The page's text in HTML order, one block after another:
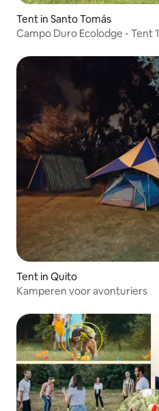
Tent in Santo Tomás
Campo Duro Ecolodge - Tent 1
Tent in Quito
Kamperen voor avonturiers